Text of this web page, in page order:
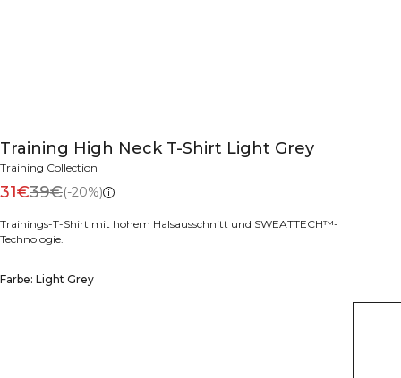
Training High Neck T-Shirt Light Grey
Training Collection
31€39€(-20%)
Trainings-T-Shirt mit hohem Halsausschnitt und SWEATTECH™-
Technologie.
Farbe: Light Grey